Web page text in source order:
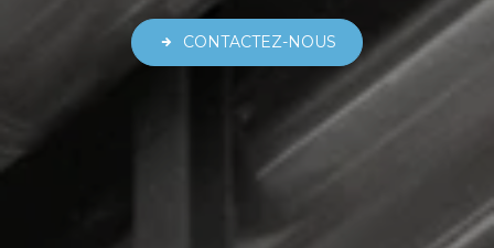
CONTACTEZ-NOUS